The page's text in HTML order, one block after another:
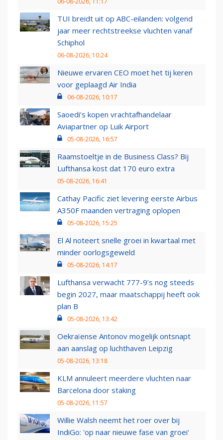
TUI breidt uit op ABC-eilanden: volgend
jaar meer rechtstreekse vluchten vanaf
Schiphol
06-08-2026, 10:24
Nieuwe ervaren CEO moet het tij keren
voor geplaagd Air India
06-08-2026, 10:17
Saoedi’s kopen vrachtafhandelaar
Aviapartner op Luik Airport
05-08-2026, 16:57
Raamstoeltje in de Business Class? Bij
Lufthansa kost dat 170 euro extra
05-08-2026, 16:41
Cathay Pacific ziet levering eerste Airbus
A350F maanden vertraging oplopen
05-08-2026, 15:25
El Al noteert snelle groei in kwartaal met
minder oorlogsgeweld
05-08-2026, 14:17
Lufthansa verwacht 777-9’s nog steeds
begin 2027, maar maatschappij heeft ook
plan B
05-08-2026, 13:42
Oekraïense Antonov mogelijk ontsnapt
aan aanslag op luchthaven Leipzig
05-08-2026, 13:18
KLM annuleert meerdere vluchten naar
Barcelona door staking
05-08-2026, 11:57
Willie Walsh neemt het roer over bij
IndiGo: 'op naar nieuwe fase van groei'